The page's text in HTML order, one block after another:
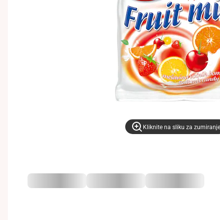
Kliknite na sliku za zumiranje